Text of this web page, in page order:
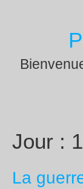
Jour :
La